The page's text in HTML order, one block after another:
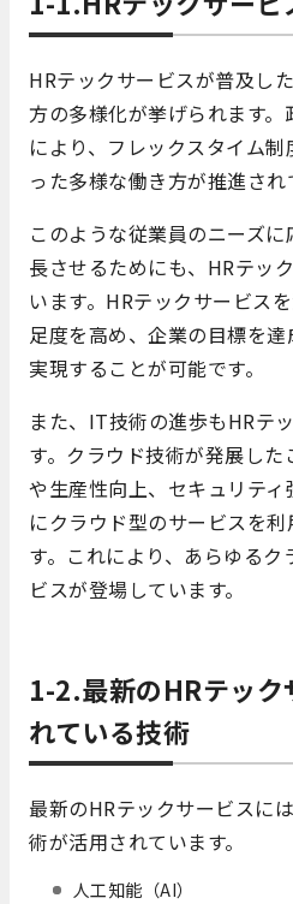
HRテックサービスが普及し
方の多様化が挙げられます
により、フレックスタイム
った多様な働き方が推進され
このような従業員のニーズ
長させるためにも、HRテッ
います。HRテックサービス
足度を高め、企業の目標を
実現することが可能です。
また、IT技術の進歩もHRテ
す。クラウド技術が発展し
や生産性向上、セキュリテ
にクラウド型のサービスを
す。これにより、あらゆる
ビスが登場しています。
1-2.最新のHRテック
れている技術
最新のHRテックサービスに
術が活用されています。
人工知能（AI）